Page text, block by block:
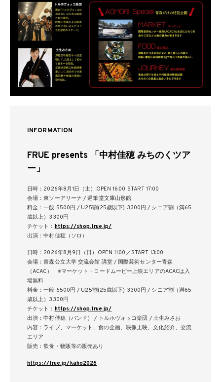
INFORMATION
FRUE presents 「中村佳穂 みちのくツア
ー」
日時：2026年8月1日（土）OPEN 16:00 START 17:00
会場：東ソーアリーナ / 遅筆堂文庫山形館
料金：一般 5500円 / U25割(25歳以下) 3300円 / シニア割（満65
歳以上）3300円
チケット： https://shop.frue.jp/
出演：中村佳穂（ソロ）
日時：2026年8月9日（日）OPEN 11:00／START 13:00
会場：青森公立大学 交流会館 講堂 / 国際芸術センター青森
（ACAC） ※マーケット・ロードムービー上映エリアのACACは入
場無料
料金：一般 6500円 / U25割(25歳以下) 3300円 / シニア割（満65
歳以上）3300円
チケット： https://shop.frue.jp/
出演：中村佳穂（バンド） / トルホヴォッコ楽団 / 土生みさお
内容：ライブ、マーケット、食の企画、映像上映、文化紹介、交流
エリア
販売：飲食・物販等の販売あり
https://frue.jp/kaho2026